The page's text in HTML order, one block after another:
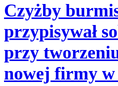
Czyżby
przypisywał
przy
nowej firmy w